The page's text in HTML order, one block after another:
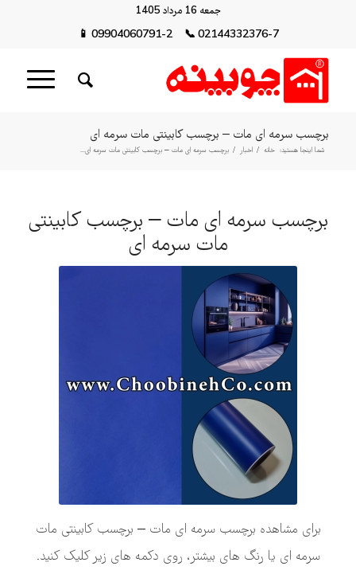
جمعه 16 مرداد 1405
02144332376-7
📞
09904060791-2
📱
برچسب سرمه ای مات – برچسب کابینتی مات سرمه ای
شما اینجا هستید: خانه / اخبار / برچسب سرمه ای مات – برچسب کابینتی مات سرمه ای...
برچسب سرمه ای مات – برچسب کابینتی
مات سرمه ای
برای مشاهده برچسب سرمه ای مات – برچسب کابینتی مات
سرمه ای یا رنگ های بیشتر، روی دکمه های زیر کلیک کنید.